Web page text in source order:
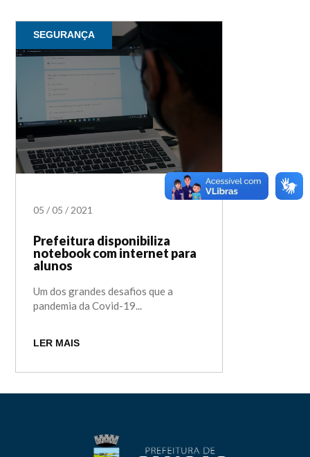
SEGURANÇA
05 /05 /2021
Prefeitura disponibiliza
notebook com internet para
alunos
Um dos grandes desafios que a
pandemia da Covid-19...
LER MAIS